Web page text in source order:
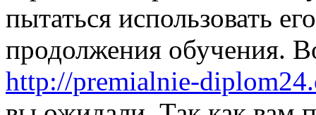
пытаться использовать
продолжения обучения.
http://premialnie-